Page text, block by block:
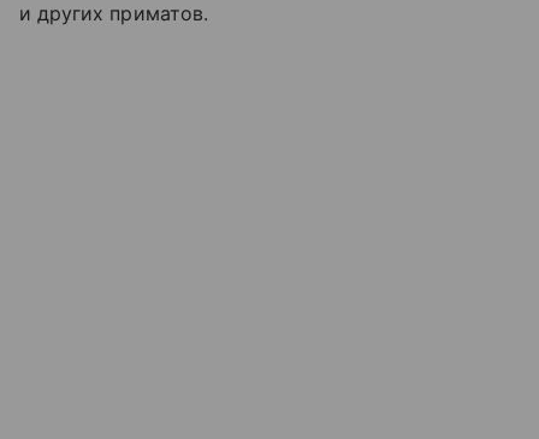
и других приматов.